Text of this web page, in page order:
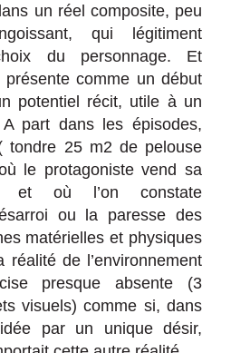
un réel composite, peu
qui légitiment
du personnage. Et
comme un début
potentiel récit, utile à un
part dans les épisodes,
tondre 25 m2 de pelouse
le protagoniste vend sa
et où l’on constate
ou la paresse des
matérielles et physiques
réalité de l’environnement
presque absente (3
visuels) comme si, dans
par un unique désir,